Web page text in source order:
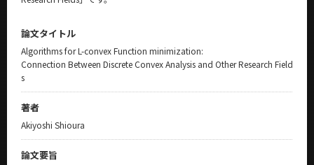
論文タイトル
Algorithms for L-convex Function minimization:
Connection Between Discrete Convex Analysis and Other Research Field
s
著者
Akiyoshi Shioura
論文要旨